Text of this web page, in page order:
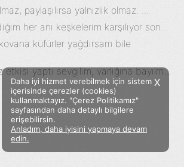
Facebook Twitter Instagram
Sözümoki © 2020 - V.8
paylaşılırsa yalnızlık olmaz. ...
her anı keşkelerim karşılıyor son...
küfürler yağdırsam bile
etkisi yaptı sevgilim, varlığına bayılm...
X
Daha iyi hizmet verebilmek için sistem
içerisinde çerezler (cookies)
kullanmaktayız. "Çerez Politikamız"
sayfasından daha detaylı bilgilere
erişebilirsin.
Anladım, daha iyisini yapmaya devam
edin.